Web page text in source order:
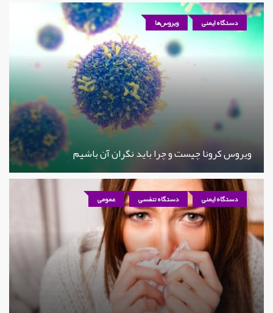
دستگاه ایمنی ویروس‌ها
ویروس کرونا چیست و چرا باید نگران آن باشیم
دستگاه ایمنی دستگاه تنفسی عمومی